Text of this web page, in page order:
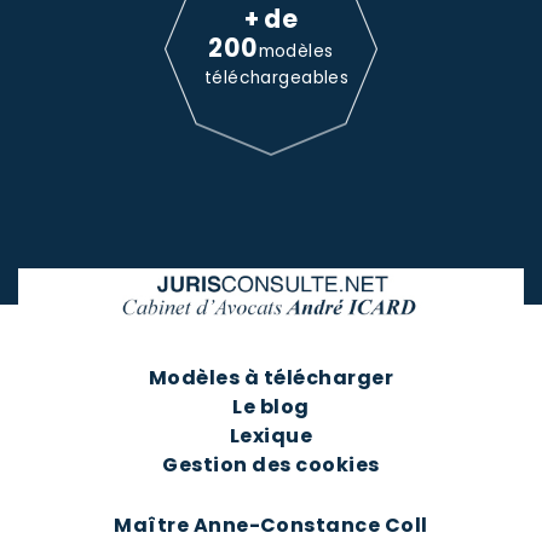
+ de
200modèles
téléchargeables
Modèles à télécharger
Le blog
Lexique
Gestion des cookies
Maître Anne-Constance Coll